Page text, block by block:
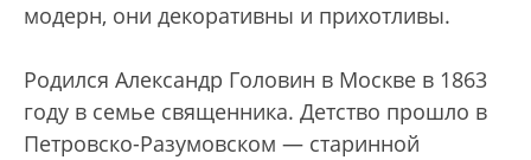
модерн, они декоративны и прихотливы.
Родился Александр Головин в Москве в 1863
году в семье священника. Детство прошло в
Петровско-Разумовском — старинной